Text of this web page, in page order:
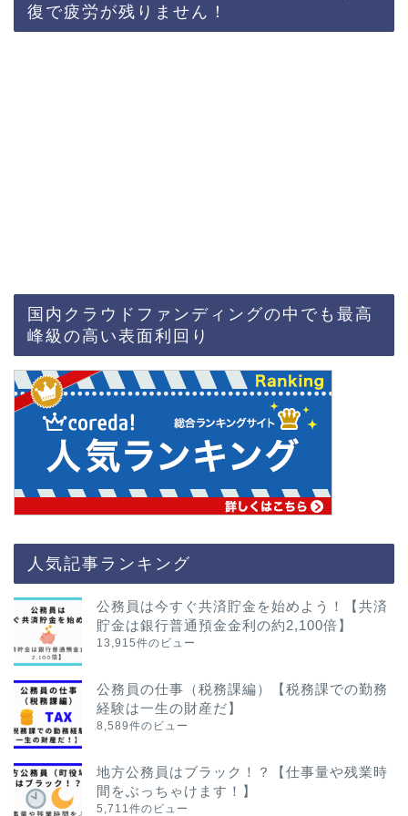
復で疲労が残りません！
国内クラウドファンディングの中でも最高
峰級の高い表面利回り
人気記事ランキング
公務員は今すぐ共済貯金を始めよう！【共済
貯金は銀行普通預金金利の約2,100倍】
13,915件のビュー
公務員の仕事（税務課編）【税務課での勤務
経験は一生の財産だ】
8,589件のビュー
地方公務員はブラック！？【仕事量や残業時
間をぶっちゃけます！】
5,711件のビュー